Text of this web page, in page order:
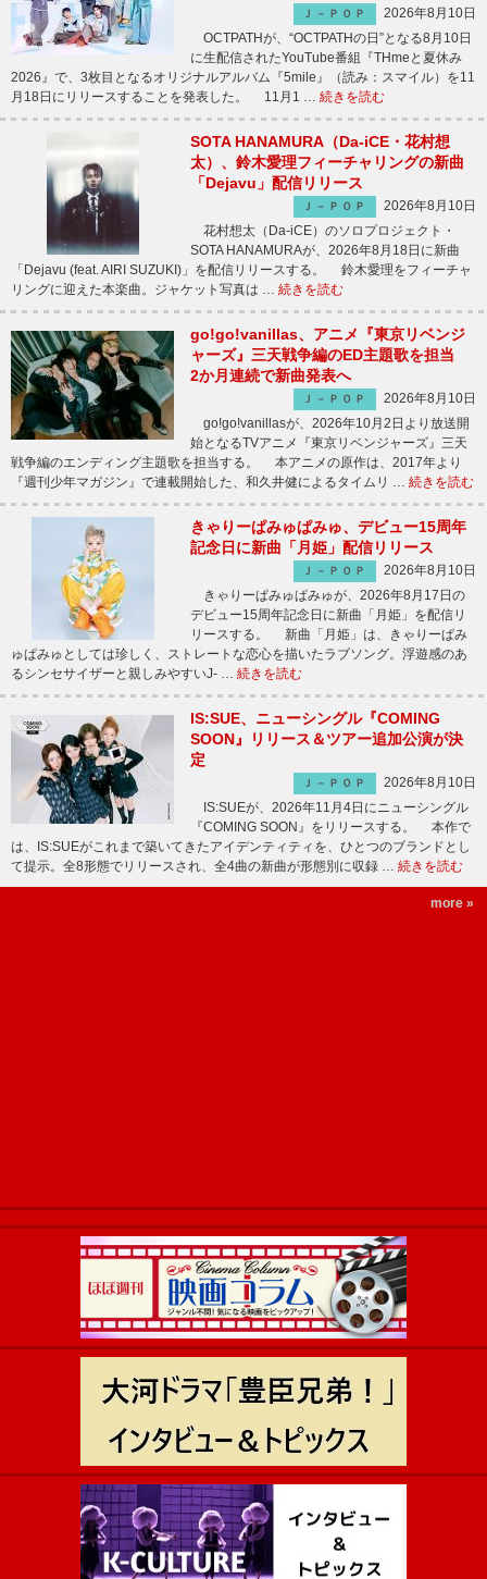
Ｊ－ＰＯＰ
2026年8月10日
OCTPATHが、“OCTPATHの日”となる8月10日
に生配信されたYouTube番組『THmeと夏休み
2026』で、3枚目となるオリジナルアルバム『5mile』（読み：スマイル）を11
月18日にリリースすることを発表した。 11月1 … 続きを読む
SOTA HANAMURA（Da-iCE・花村想
太）、鈴木愛理フィーチャリングの新曲
「Dejavu」配信リリース
Ｊ－ＰＯＰ
2026年8月10日
花村想太（Da-iCE）のソロプロジェクト・
SOTA HANAMURAが、2026年8月18日に新曲
「Dejavu (feat. AIRI SUZUKI)」を配信リリースする。 鈴木愛理をフィーチャ
リングに迎えた本楽曲。ジャケット写真は … 続きを読む
go!go!vanillas、アニメ『東京リベンジ
ャーズ』三天戦争編のED主題歌を担当
2か月連続で新曲発表へ
Ｊ－ＰＯＰ
2026年8月10日
go!go!vanillasが、2026年10月2日より放送開
始となるTVアニメ『東京リベンジャーズ』三天
戦争編のエンディング主題歌を担当する。 本アニメの原作は、2017年より
『週刊少年マガジン』で連載開始した、和久井健によるタイムリ … 続きを読む
きゃりーぱみゅぱみゅ、デビュー15周年
記念日に新曲「月姫」配信リリース
Ｊ－ＰＯＰ
2026年8月10日
きゃりーぱみゅぱみゅが、2026年8月17日の
デビュー15周年記念日に新曲「月姫」を配信リ
リースする。 新曲「月姫」は、きゃりーぱみ
ゅぱみゅとしては珍しく、ストレートな恋心を描いたラブソング。浮遊感のあ
るシンセサイザーと親しみやすいJ- … 続きを読む
IS:SUE、ニューシングル『COMING
SOON』リリース＆ツアー追加公演が決
定
Ｊ－ＰＯＰ
2026年8月10日
IS:SUEが、2026年11月4日にニューシングル
『COMING SOON』をリリースする。 本作で
は、IS:SUEがこれまで築いてきたアイデンティティを、ひとつのブランドとし
て提示。全8形態でリリースされ、全4曲の新曲が形態別に収録 … 続きを読む
more »